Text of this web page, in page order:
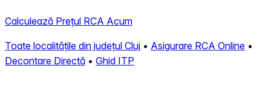
Calculează Prețul RCA Acum
Toate localitățile din județul Cluj • Asigurare RCA Online •
Decontare Directă • Ghid ITP